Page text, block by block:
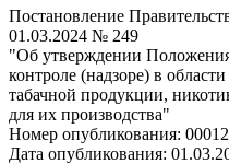
Постановление
01.03.2024 № 249
"Об утверждении
контроле (надзоре) в
табачной продукции,
для их производства"
Номер опубликования:
Дата опубликования: